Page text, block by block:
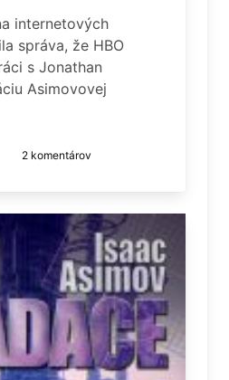
internetových
správa, že HBO
s Jonathan
Asimovovej
2 komentárov